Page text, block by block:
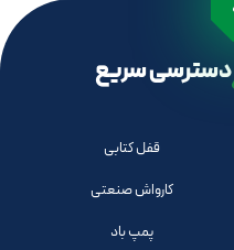
دسترسی سریع
قفل کتابی
کارواش صنعتی
پمپ باد